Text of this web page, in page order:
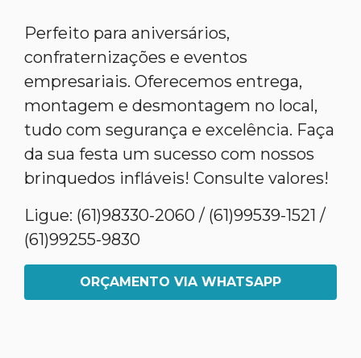
Perfeito para aniversários,
confraternizações e eventos
empresariais. Oferecemos entrega,
montagem e desmontagem no local,
tudo com segurança e excelência. Faça
da sua festa um sucesso com nossos
brinquedos infláveis! Consulte valores!
Ligue: (61)98330-2060 / (61)99539-1521 /
(61)99255-9830
ORÇAMENTO VIA WHATSAPP